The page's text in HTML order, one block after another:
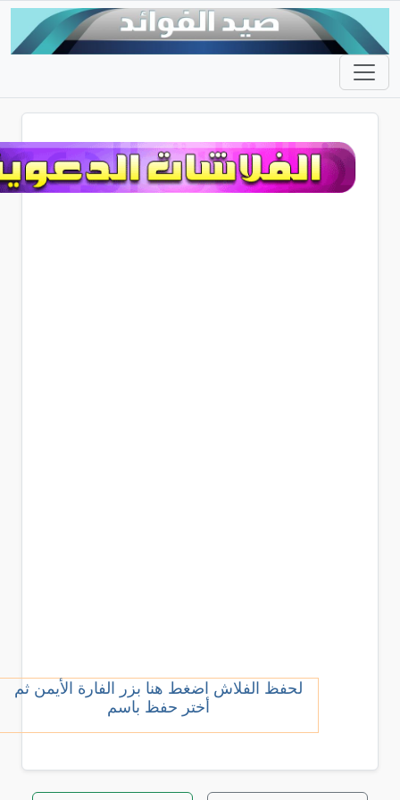
لحفظ الفلاش اضغط هنا بزر الفارة الأيمن ثم
أختر حفظ باسم